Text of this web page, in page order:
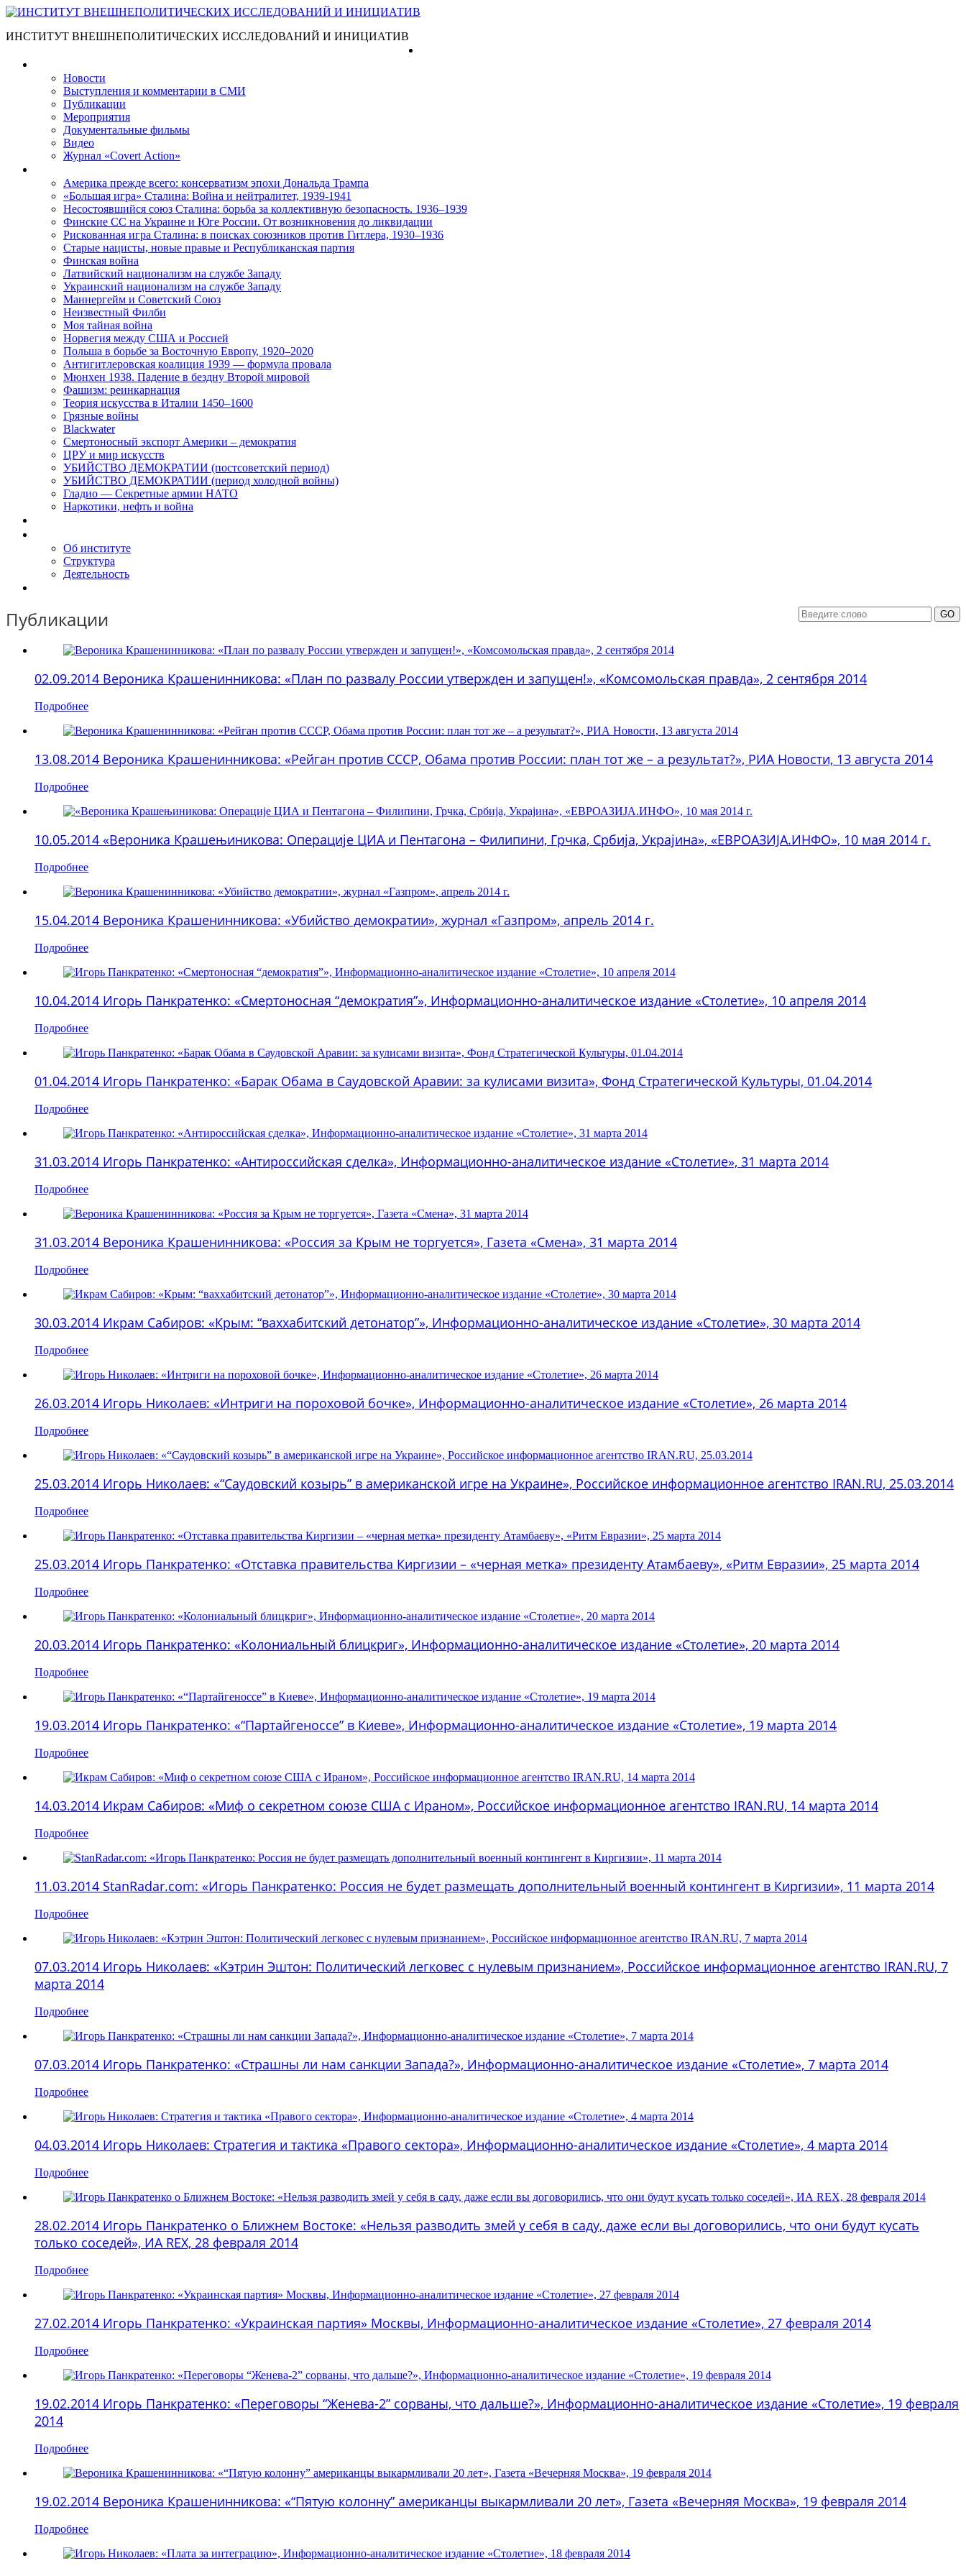
ИНСТИТУТ ВНЕШНЕПОЛИТИЧЕСКИХ ИССЛЕДОВАНИЙ И ИНИЦИАТИВ
Новости
Выступления и коммента­рии в СМИ
Публикации
Мероприятия
Документальные фильмы
Видео
Журнал «Covert Action»
Америка прежде всего: консерватизм эпохи Дональда Трампа
«Большая игра» Сталина: Война и нейтралитет, 1939-1941
Несостоявшийся союз Сталина: борьба за коллективную безопасность. 1936–1939
Финские СС на Украине и Юге России. От возникновения до ликвидации
Рискованная игра Сталина: в поисках союзников против Гитлера, 1930–1936
Старые нацисты, новые правые и Республиканская партия
Финская война
Латвийский национализм на службе Западу
Украинский национализм на службе Западу
Маннергейм и Советский Союз
Неизвестный Филби
Моя тайная война
Норвегия между США и Россией
Польша в борьбе за Восточную Европу, 1920–2020
Антигитлеровская коалиция 1939 — формула провала
Мюнхен 1938. Падение в бездну Второй мировой
Фашизм: реинкарнация
Теория искусства в Италии 1450–1600
Грязные войны
Blackwater
Смертоносный экспорт Америки – демократия
ЦРУ и мир искусств
УБИЙСТВО ДЕМОКРАТИИ (постсоветский период)
УБИЙСТВО ДЕМОКРАТИИ (период холодной войны)
Гладио — Секретные армии НАТО
Наркотики, нефть и война
Об институте
Структура
Деятельность
Публикации
02.09.2014 Вероника Крашенинникова: «План по развалу России утвержден и запущен!», «Комсомольская правда», 2 сентября 2014
Подробнее
13.08.2014 Вероника Крашенинникова: «Рейган против СССР, Обама против России: план тот же – а результат?», РИА Новости, 13 августа 2014
Подробнее
10.05.2014 «Вероника Крашењиникова: Операције ЦИА и Пентагона – Филипини, Грчка, Србија, Украјина», «ЕВРОАЗИЈА.ИНФО», 10 мая 2014 г.
Подробнее
15.04.2014 Вероника Крашенинникова: «Убийство демократии», журнал «Газпром», апрель 2014 г.
Подробнее
10.04.2014 Игорь Панкратенко: «Смертоносная “демократия”», Информационно-аналитическое издание «Столетие», 10 апреля 2014
Подробнее
01.04.2014 Игорь Панкратенко: «Барак Обама в Саудовской Аравии: за кулисами визита», Фонд Стратегической Культуры, 01.04.2014
Подробнее
31.03.2014 Игорь Панкратенко: «Антироссийская сделка», Информационно-аналитическое издание «Столетие», 31 марта 2014
Подробнее
31.03.2014 Вероника Крашенинникова: «Россия за Крым не торгуется», Газета «Смена», 31 марта 2014
Подробнее
30.03.2014 Икрам Сабиров: «Крым: “ваххабитский детонатор”», Информационно-аналитическое издание «Столетие», 30 марта 2014
Подробнее
26.03.2014 Игорь Николаев: «Интриги на пороховой бочке», Информационно-аналитическое издание «Столетие», 26 марта 2014
Подробнее
25.03.2014 Игорь Николаев: «“Саудовский козырь” в американской игре на Украине», Российское информационное агентство IRAN.RU, 25.03.2014
Подробнее
25.03.2014 Игорь Панкратенко: «Отставка правительства Киргизии – «черная метка» президенту Атамбаеву», «Ритм Евразии», 25 марта 2014
Подробнее
20.03.2014 Игорь Панкратенко: «Колониальный блицкриг», Информационно-аналитическое издание «Столетие», 20 марта 2014
Подробнее
19.03.2014 Игорь Панкратенко: «“Партайгеноссе” в Киеве», Информационно-аналитическое издание «Столетие», 19 марта 2014
Подробнее
14.03.2014 Икрам Сабиров: «Миф о секретном союзе США с Ираном», Российское информационное агентство IRAN.RU, 14 марта 2014
Подробнее
11.03.2014 StanRadar.com: «Игорь Панкратенко: Россия не будет размещать дополнительный военный контингент в Киргизии», 11 марта 2014
Подробнее
07.03.2014 Игорь Николаев: «Кэтрин Эштон: Политический легковес с нулевым признанием», Российское информационное агентство IRAN.RU, 7
марта 2014
Подробнее
07.03.2014 Игорь Панкратенко: «Страшны ли нам санкции Запада?», Информационно-аналитическое издание «Столетие», 7 марта 2014
Подробнее
04.03.2014 Игорь Николаев: Стратегия и тактика «Правого сектора», Информационно-аналитическое издание «Столетие», 4 марта 2014
Подробнее
28.02.2014 Игорь Панкратенко о Ближнем Востоке: «Нельзя разводить змей у себя в саду, даже если вы договорились, что они будут кусать
только соседей», ИА REX, 28 февраля 2014
Подробнее
27.02.2014 Игорь Панкратенко: «Украинская партия» Москвы, Информационно-аналитическое издание «Столетие», 27 февраля 2014
Подробнее
19.02.2014 Игорь Панкратенко: «Переговоры “Женева-2” сорваны, что дальше?», Информационно-аналитическое издание «Столетие», 19 февраля
2014
Подробнее
19.02.2014 Вероника Крашенинникова: «“Пятую колонну” американцы выкармливали 20 лет», Газета «Вечерняя Москва», 19 февраля 2014
Подробнее